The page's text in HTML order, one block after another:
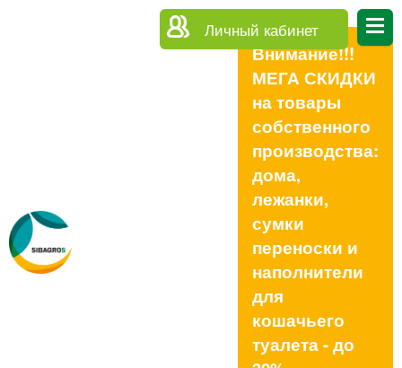
Личный кабинет
Внимание!!!
МЕГА СКИДКИ
на товары
собственного
производства:
дома,
лежанки,
сумки
переноски и
наполнители
для
кошачьего
туалета - до